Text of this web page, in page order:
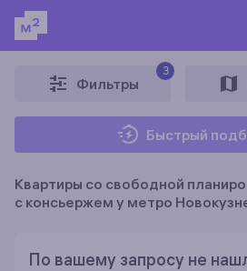
Фильтры
3
Быстрый
Квартиры со свободной
c консьержем у метро
По вашему запросу не